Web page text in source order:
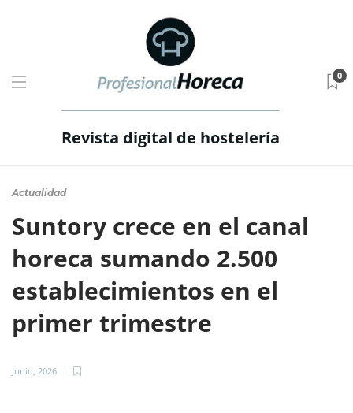
Revista digital de hostelería
0
Actualidad
Suntory crece en el canal
horeca sumando 2.500
establecimientos en el
primer trimestre
Junio, 2026